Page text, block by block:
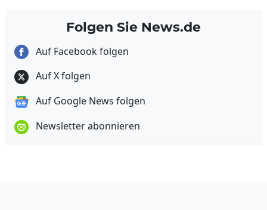
Folgen Sie News.de
Auf Facebook folgen
Auf X folgen
Auf Google News folgen
Newsletter abonnieren